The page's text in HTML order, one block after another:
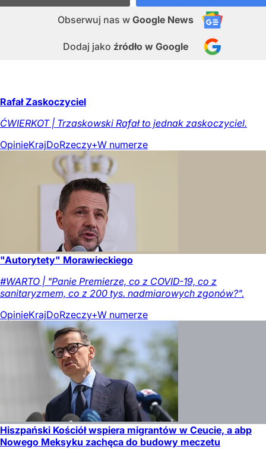
Obserwuj nas w Google News
Dodaj jako źródło w Google
Rafał Zaskoczyciel
ĆWIERKOT | Trzaskowski Rafał to jednak zaskoczyciel.
OpinieKrajDoRzeczy+W numerze
"Autorytety" Morawieckiego
#WARTO | "Panie Premierze, co z COVID-19, co z
sanitaryzmem, co z 200 tys. nadmiarowych zgonów?".
OpinieKrajDoRzeczy+W numerze
Hiszpański Kościół wspiera migrantów w Ceucie, a abp
Nowego Meksyku zachęca do budowy meczetu